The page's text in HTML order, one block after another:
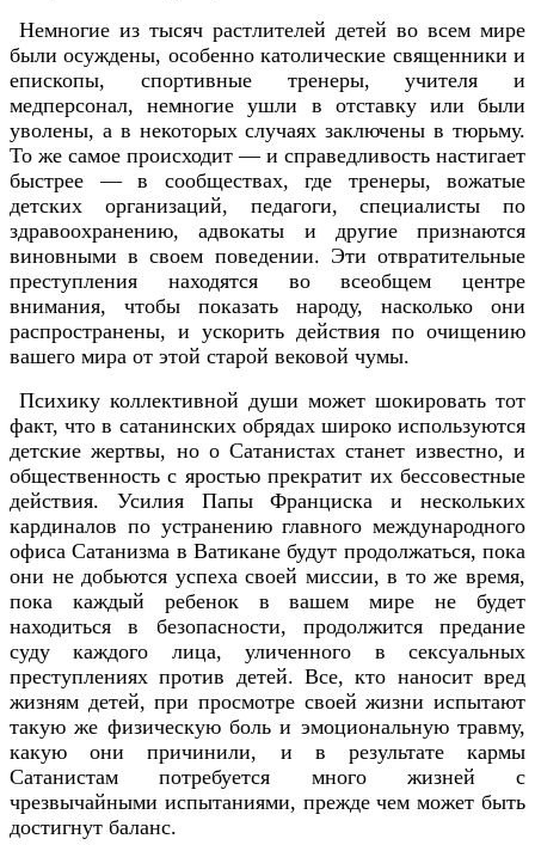
Немногие из тысяч растлителей детей во всем мире
были осуждены, особенно католические священники и
епископы, спортивные тренеры, учителя и
медперсонал, немногие ушли в отставку или были
уволены, а в некоторых случаях заключены в тюрьму.
То же самое происходит — и справедливость настигает
быстрее — в сообществах, где тренеры, вожатые
детских организаций, педагоги, специалисты по
здравоохранению, адвокаты и другие признаются
виновными в своем поведении. Эти отвратительные
преступления находятся во всеобщем центре
внимания, чтобы показать народу, насколько они
распространены, и ускорить действия по очищению
вашего мира от этой старой вековой чумы.
Психику коллективной души может шокировать тот
факт, что в сатанинских обрядах широко используются
детские жертвы, но о Сатанистах станет известно, и
общественность с яростью прекратит их бессовестные
действия. Усилия Папы Франциска и нескольких
кардиналов по устранению главного международного
офиса Сатанизма в Ватикане будут продолжаться, пока
они не добьются успеха своей миссии, в то же время,
пока каждый ребенок в вашем мире не будет
находиться в безопасности, продолжится предание
суду каждого лица, уличенного в сексуальных
преступлениях против детей. Все, кто наносит вред
жизням детей, при просмотре своей жизни испытают
такую же физическую боль и эмоциональную травму,
какую они причинили, и в результате кармы
Сатанистам потребуется много жизней с
чрезвычайными испытаниями, прежде чем может быть
достигнут баланс.